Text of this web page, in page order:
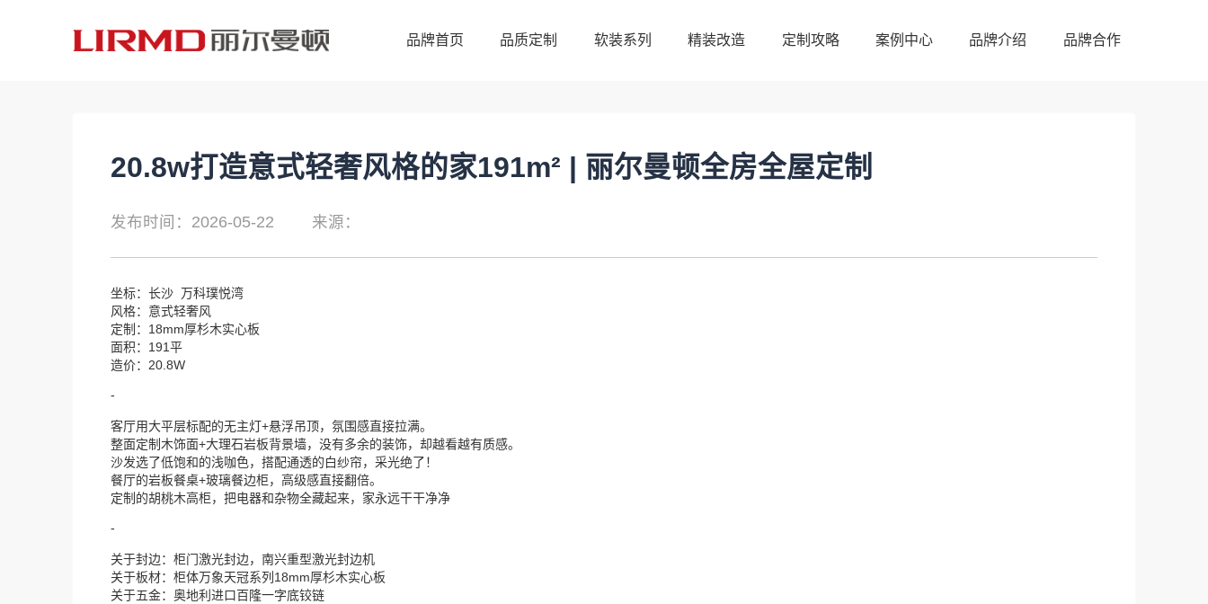
品牌首页 品质定制 软装系列 精装改造 定制攻略 案例中心 品牌介绍 品牌合作
20.8w打造意式轻奢风格的家191m² | 丽尔曼顿全房全屋定制
发布时间：2026-05-22 来源：
坐标：长沙 万科璞悦湾
风格：意式轻奢风
定制：18mm厚杉木实心板
面积：191平
造价：20.8W
-
客厅用大平层标配的无主灯+悬浮吊顶，氛围感直接拉满。
整面定制木饰面+大理石岩板背景墙，没有多余的装饰，却越看越有质感。
沙发选了低饱和的浅咖色，搭配通透的白纱帘，采光绝了！
餐厅的岩板餐桌+玻璃餐边柜，高级感直接翻倍。
定制的胡桃木高柜，把电器和杂物全藏起来，家永远干干净净
-
关于封边：柜门激光封边，南兴重型激光封边机
关于板材：柜体万象天冠系列18mm厚杉木实心板
关于五金：奥地利进口百隆一字底铰链